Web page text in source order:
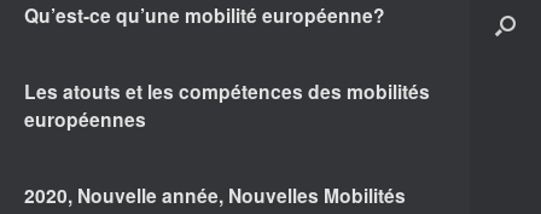
Qu’est-ce qu’une mobilité européenne?
Les atouts et les compétences des mobilités
européennes
2020, Nouvelle année, Nouvelles Mobilités